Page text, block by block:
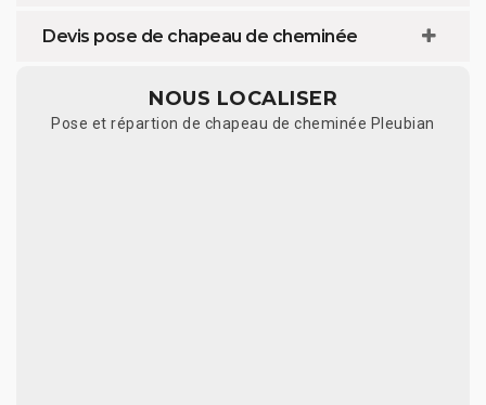
Devis pose de chapeau de cheminée
NOUS LOCALISER
Pose et répartion de chapeau de cheminée Pleubian